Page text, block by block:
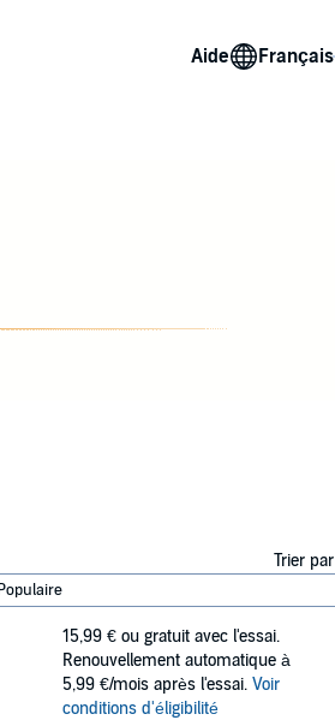
Aide
Trier par
15,99 € ou gratuit avec l'essai.
Renouvellement automatique à
5,99 €/mois après l'essai. Voir
conditions d'éligibilité